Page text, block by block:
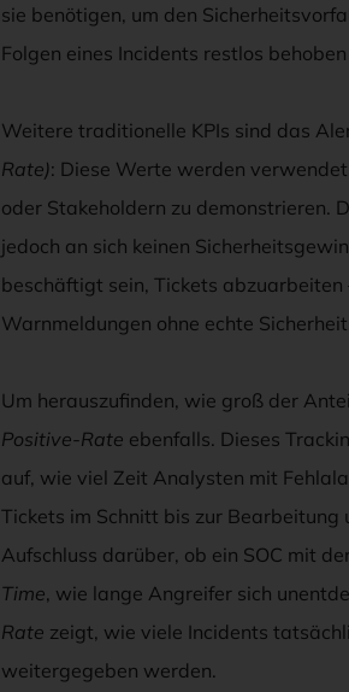
sie benötigen, um den
Folgen eines Incidents restlos behoben
Weitere traditionelle KPIs sind das
Rate): Diese Werte werden
oder Stakeholdern zu demonstrieren.
jedoch an sich keinen
beschäftigt sein, Tickets
Warnmeldungen ohne echte
Um herauszufinden, wie groß der
Positive-Rate ebenfalls. Dieses
auf, wie viel Zeit Analysten mit
Tickets im Schnitt bis zur
Aufschluss darüber, ob ein SOC mit
Time, wie lange Angreifer sich
Rate zeigt, wie viele Incidents
weitergegeben werden.